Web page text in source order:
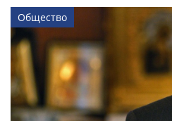
Общество